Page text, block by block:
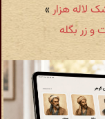
»